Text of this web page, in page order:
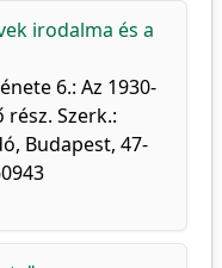
irodalma és a
6.: Az 1930-
Szerk.:
Budapest, 47-